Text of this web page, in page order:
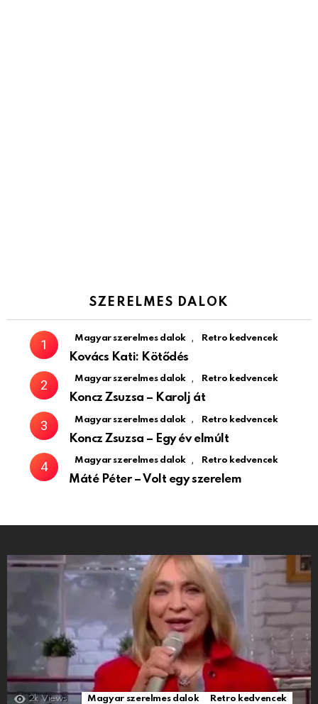
SZERELMES DALOK
Magyar szerelmes dalok , Retro kedvencek
Kovács Kati: Kötődés
Magyar szerelmes dalok , Retro kedvencek
Koncz Zsuzsa – Karolj át
Magyar szerelmes dalok , Retro kedvencek
Koncz Zsuzsa – Egy év elmúlt
Magyar szerelmes dalok , Retro kedvencek
Máté Péter – Volt egy szerelem
2k Views Magyar szerelmes dalok Retro kedvencek